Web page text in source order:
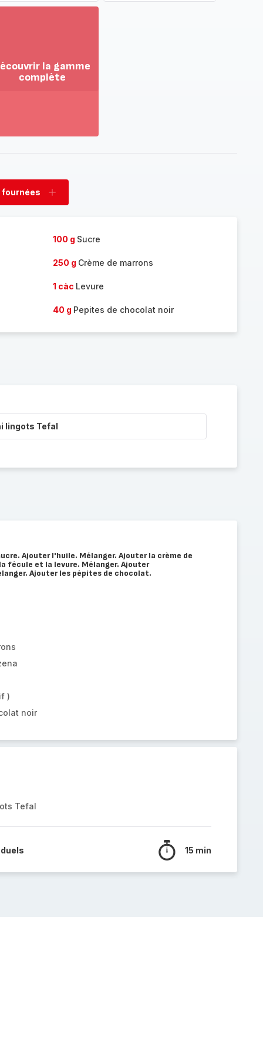
la gamme
complète
fournées
Ajouter
100 g Sucre
250 g Crème de marrons
1 càc Levure
40 g Pepites de chocolat noir
lingots Tefal
Ajouter l'huile. Mélanger. Ajouter la crème de
fécule et la levure. Mélanger. Ajouter
Ajouter les pépites de chocolat.
)
noir
Tefal
15 min